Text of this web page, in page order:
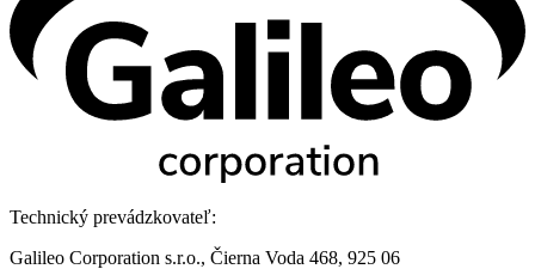
Technický prevádzkovateľ:
Galileo Corporation s.r.o., Čierna Voda 468, 925 06